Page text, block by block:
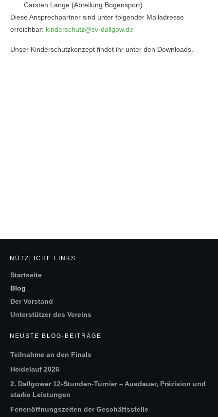
Carsten Lange (Abteilung Bogensport)
Diese Ansprechpartner sind unter folgender Mailadresse
erreichbar: kinderschutz@sv-dallgow.de
Unser Kinderschutzkonzept findet ihr unter den Downloads
NÜTZLICHE LINKS
Startseite
Blog
Der Vorstand
Unterstützer des Vereins
NEUSTE BLOG-BEITRÄGE
Teilnahme an den Finals
Heidelauf 2026
2. Dallgower 12-Stunden-Turnier – Ausdauer, Präzision und
starke Leistungen
Ferienöffnungszeiten der Geschäftsstelle